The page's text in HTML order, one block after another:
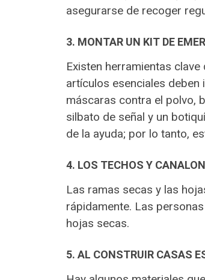
asegurarse de recoger
3. MONTAR UN KIT DE
Existen herramientas
artículos esenciales deben
máscaras contra el polvo,
silbato de señal y un
de la ayuda; por lo tanto,
4. LOS TECHOS Y
Las ramas secas y las
rápidamente. Las
hojas secas.
5. AL CONSTRUIR CASAS